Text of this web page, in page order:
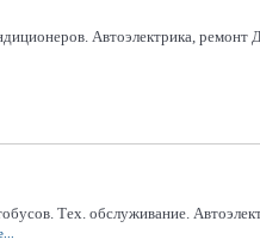
Автоэлектрика,
Тех. обслуживание.